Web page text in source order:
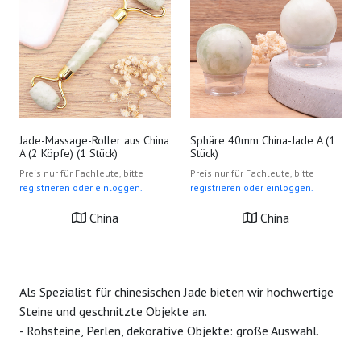
Jade-Massage-Roller aus China
A (2 Köpfe) (1 Stück)
Preis nur für Fachleute, bitte
registrieren oder einloggen.
China
Sphäre 40mm China-Jade A (1
Stück)
Preis nur für Fachleute, bitte
registrieren oder einloggen.
China
Als Spezialist für chinesischen Jade bieten wir hochwertige
Steine und geschnitzte Objekte an.
- Rohsteine, Perlen, dekorative Objekte: große Auswahl.